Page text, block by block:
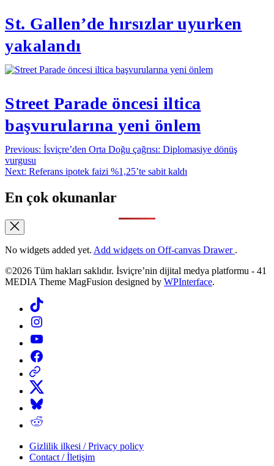
St. Gallen’de hırsızlar uyurken
yakalandı
Street Parade öncesi iltica
başvurularına yeni önlem
Yazı
gezinmesi
Previous: İsviçre’den Orta Doğu çağrısı: Diplomasiye dönüş
vurgusu
Next: Referans ipotek faizi %1,25’te sabit kaldı
En çok okunanlar
No widgets added yet. Add widgets on Off-canvas Drawer .
©2026 Tüm hakları saklıdır. İsviçre’nin dijital medya platformu - 41
MEDIA Theme MagFusion designed by WPInterface.
Tiktok
Instagram
YouTube
Facebook
Threads
X
Bluesky
Reddit
Gizlilik ilkesi / Privacy policy
Contact / İletişim